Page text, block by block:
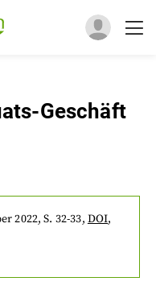
Geschäft
2022, S. 32-33, DOI,